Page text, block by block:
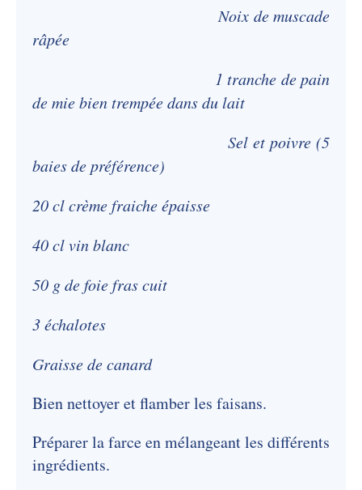
Noix de muscade
râpée
1 tranche de pain
de mie bien trempée dans du lait
Sel et poivre (5
baies de préférence)
20 cl crème fraiche épaisse
40 cl vin blanc
50 g de foie fras cuit
3 échalotes
Graisse de canard
Bien nettoyer et flamber les faisans.
Préparer la farce en mélangeant les différents
ingrédients.